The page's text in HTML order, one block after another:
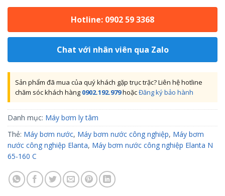
Hotline: 0902 59 3368
Chat với nhân viên qua Zalo
Sản phẩm đã mua của quý khách gặp trục trặc? Liên hệ hotline
chăm sóc khách hàng 0902.192.979hoặcĐăng ký bảo hành
Danh mục: Máy bơm ly tâm
Thẻ: Máy bơm nước, Máy bơm nước công nghiệp, Máy bơm
nước công nghiệp Elanta, Máy bơm nước công nghiệp Elanta N
65-160 C